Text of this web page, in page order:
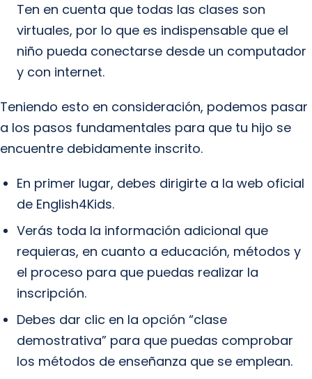
Ten en cuenta que todas las clases son
virtuales, por lo que es indispensable que el
niño pueda conectarse desde un computador
y con internet.
Teniendo esto en consideración, podemos pasar
a los pasos fundamentales para que tu hijo se
encuentre debidamente inscrito.
En primer lugar, debes dirigirte a la web oficial
de English4Kids.
Verás toda la información adicional que
requieras, en cuanto a educación, métodos y
el proceso para que puedas realizar la
inscripción.
Debes dar clic en la opción “clase
demostrativa” para que puedas comprobar
los métodos de enseñanza que se emplean.